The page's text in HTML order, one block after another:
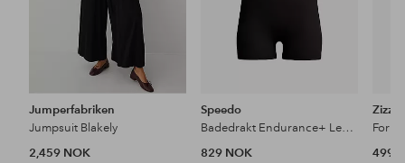
Jumperfabriken
Jumpsuit Blakely
2,459 NOK
Speedo
Badedrakt Endurance+ Legsuit
829 NOK
Zizzi
499